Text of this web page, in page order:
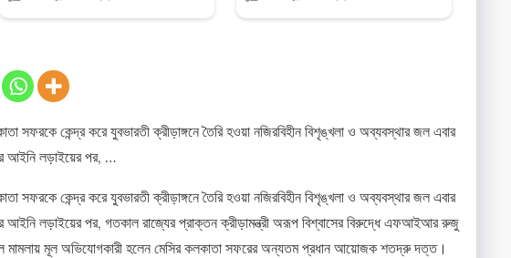
সফরকে কেন্দ্র করে যুবভারতী ক্রীড়াঙ্গনে তৈরি হওয়া নজিরবিহীন বিশৃঙ্খলা ও অব্যবস্থার জল এবার
আইনি লড়াইয়ের পর, …
সফরকে কেন্দ্র করে যুবভারতী ক্রীড়াঙ্গনে তৈরি হওয়া নজিরবিহীন বিশৃঙ্খলা ও অব্যবস্থার জল এবার
আইনি লড়াইয়ের পর, গতকাল রাজ্যের প্রাক্তন ক্রীড়ামন্ত্রী অরূপ বিশ্বাসের বিরুদ্ধে এফআইআর রুজু
মামলায় মূল অভিযোগকারী হলেন মেসির কলকাতা সফরের অন্যতম প্রধান আয়োজক শতদ্রু দত্ত।